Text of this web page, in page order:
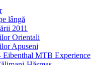
lângă
2011
Orientali
Apuseni
Eibenthal MTB Experience